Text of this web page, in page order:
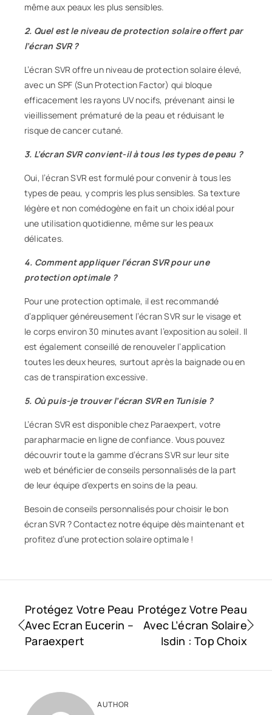
même aux peaux les plus sensibles.
2. Quel est le niveau de protection solaire offert par
l’écran SVR ?
L’écran SVR offre un niveau de protection solaire élevé,
avec un SPF (Sun Protection Factor) qui bloque
efficacement les rayons UV nocifs, prévenant ainsi le
vieillissement prématuré de la peau et réduisant le
risque de cancer cutané.
3. L’écran SVR convient-il à tous les types de peau ?
Oui, l’écran SVR est formulé pour convenir à tous les
types de peau, y compris les plus sensibles. Sa texture
légère et non comédogène en fait un choix idéal pour
une utilisation quotidienne, même sur les peaux
délicates.
4. Comment appliquer l’écran SVR pour une
protection optimale ?
Pour une protection optimale, il est recommandé
d’appliquer généreusement l’écran SVR sur le visage et
le corps environ 30 minutes avant l’exposition au soleil. Il
est également conseillé de renouveler l’application
toutes les deux heures, surtout après la baignade ou en
cas de transpiration excessive.
5. Où puis-je trouver l’écran SVR en Tunisie ?
L’écran SVR est disponible chez Paraexpert, votre
parapharmacie en ligne de confiance. Vous pouvez
découvrir toute la gamme d’écrans SVR sur leur site
web et bénéficier de conseils personnalisés de la part
de leur équipe d’experts en soins de la peau.
Besoin de conseils personnalisés pour choisir le bon
écran SVR ? Contactez notre équipe dès maintenant et
profitez d’une protection solaire optimale !
Protégez Votre Peau
Avec Ecran Eucerin –
Paraexpert
Protégez Votre Peau
Avec L’écran Solaire
Isdin : Top Choix
AUTHOR